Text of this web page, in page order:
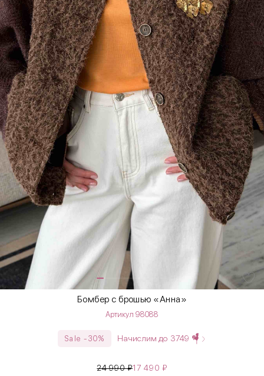
Бомбер с брошью «Анна»
Артикул 98088
Sale -30% Начислим до 3749
24 990₽17 490 ₽